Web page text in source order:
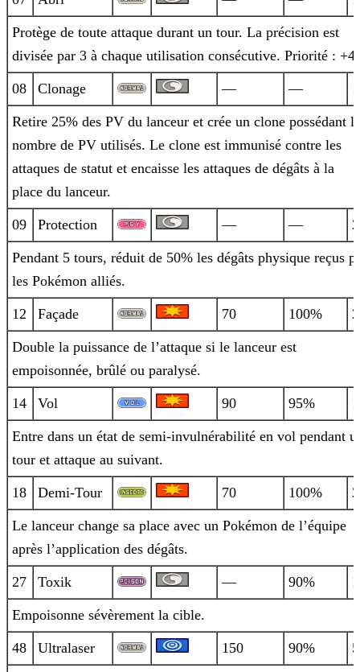
Protège de toute attaque durant un tour. La précision est
divisée par 3 à chaque utilisation consécutive. Priorité : +4.
08 Clonage — —
Retire 25% des PV du lanceur et crée un clone possédant le
nombre de PV utilisés. Le clone est immunisé contre les
attaques de statut et encaisse les attaques de dégâts à la
place du lanceur.
09 Protection — —
Pendant 5 tours, réduit de 50% les dégâts physique reçus
les Pokémon alliés.
12 Façade 70 100%
Double la puissance de l’attaque si le lanceur est
empoisonnée, brûlé ou paralysé.
14 Vol 90 95%
Entre dans un état de semi-invulnérabilité en vol pendant
tour et attaque au suivant.
18 Demi-Tour 70 100%
Le lanceur change sa place avec un Pokémon de l’équipe
après l’application des dégâts.
27 Toxik — 90%
Empoisonne sévèrement la cible.
48 Ultralaser 150 90% 5